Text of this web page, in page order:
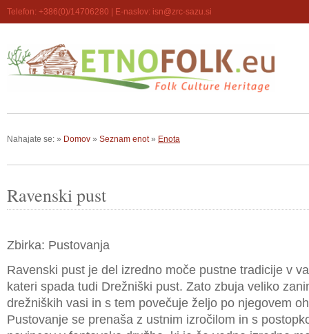
Telefon: +386(0)/14706280 | E-naslov: isn@zrc-sazu.si
Nahajate se: » Domov » Seznam enot » Enota
Ravenski pust
Zbirka: Pustovanja
Ravenski pust je del izredno moče pustne tradicije v
kateri spada tudi Drežniški pust. Zato zbuja veliko
drežniških vasi in s tem povečuje željo po njegovem
Pustovanje se prenaša z ustnim izročilom in s